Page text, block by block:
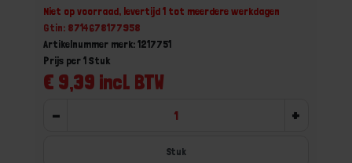
Niet op voorraad, levertijd 1 tot meerdere werkdagen
Gtin: 8714678177958
Artikelnummer merk: 1217751
€ 9,39 incl. BTW
Prijs per 1 Stuk
- +
Stuk